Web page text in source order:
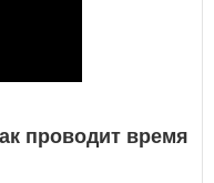
проводит время